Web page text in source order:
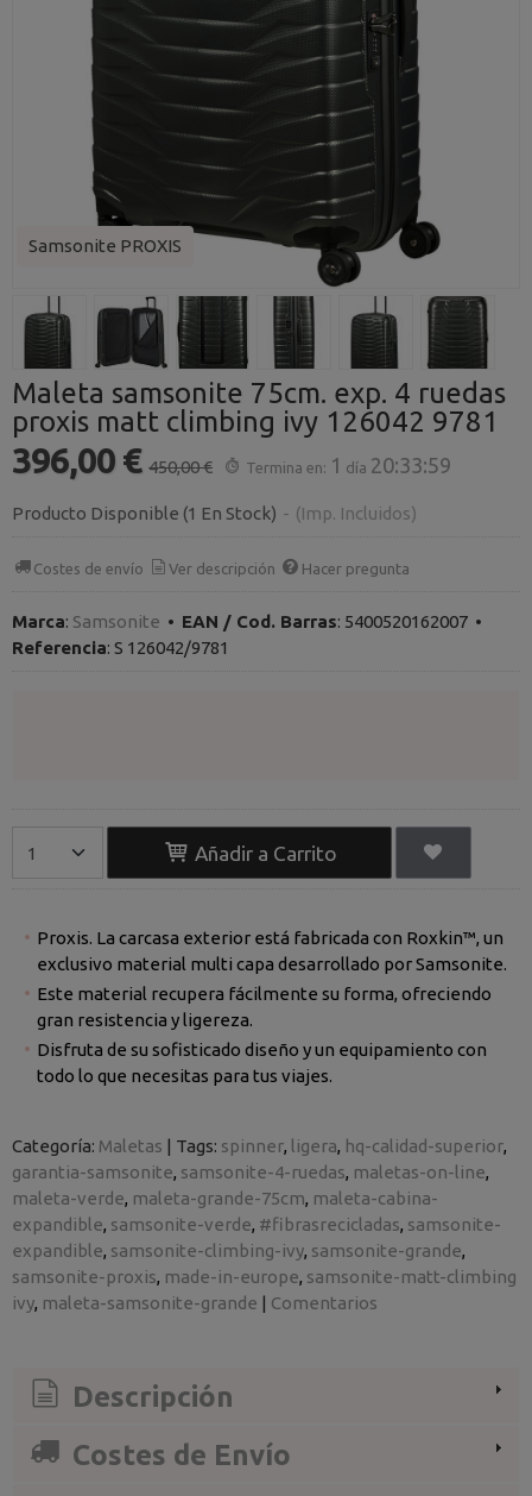
Samsonite PROXIS
Maleta samsonite 75cm. exp. 4 ruedas
proxis matt climbing ivy 126042 9781
396,00 € 450,00 € Termina en: 1 día 20:33:58
Producto Disponible (1 En Stock) - (Imp. Incluidos)
Costes de envío Ver descripción Hacer pregunta
Marca: Samsonite • EAN / Cod. Barras: 5400520162007 •
Referencia: S 126042/9781
Añadir a Carrito
Proxis. La carcasa exterior está fabricada con Roxkin™, un
exclusivo material multi capa desarrollado por Samsonite.
Este material recupera fácilmente su forma, ofreciendo
gran resistencia y ligereza.
Disfruta de su sofisticado diseño y un equipamiento con
todo lo que necesitas para tus viajes.
Categoría: Maletas | Tags: spinner ligera hq-calidad-superior
garantia-samsonite samsonite-4-ruedas maletas-on-line
maleta-verde maleta-grande-75cm maleta-cabina-
expandible samsonite-verde #fibrasrecicladas samsonite-
expandible samsonite-climbing-ivy samsonite-grande
samsonite-proxis made-in-europe samsonite-matt-climbing
ivy maleta-samsonite-grande | Comentarios
Descripción
Costes de Envío